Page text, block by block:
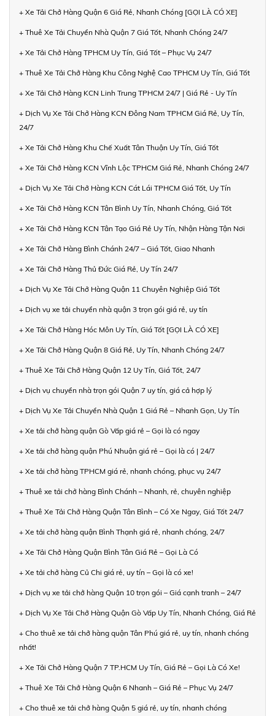
+ Xe Tải Chở Hàng Quận 6 Giá Rẻ, Nhanh Chóng [GỌI LÀ CÓ XE]
+ Thuê Xe Tải Chuyển Nhà Quận 7 Giá Tốt, Nhanh Chóng 24/7
+ Xe Tải Chở Hàng TPHCM Uy Tín, Giá Tốt – Phục Vụ 24/7
+ Thuê Xe Tải Chở Hàng Khu Công Nghệ Cao TPHCM Uy Tín, Giá Tốt
+ Xe Tải Chở Hàng KCN Linh Trung TPHCM 24/7 | Giá Rẻ - Uy Tín
+ Dịch Vụ Xe Tải Chở Hàng KCN Đông Nam TPHCM Giá Rẻ, Uy Tín,
24/7
+ Xe Tải Chở Hàng Khu Chế Xuất Tân Thuận Uy Tín, Giá Tốt
+ Xe Tải Chở Hàng KCN Vĩnh Lộc TPHCM Giá Rẻ, Nhanh Chóng 24/7
+ Dịch Vụ Xe Tải Chở Hàng KCN Cát Lái TPHCM Giá Tốt, Uy Tín
+ Xe Tải Chở Hàng KCN Tân Bình Uy Tín, Nhanh Chóng, Giá Tốt
+ Xe Tải Chở Hàng KCN Tân Tạo Giá Rẻ Uy Tín, Nhận Hàng Tận Nơi
+ Xe Tải Chở Hàng Bình Chánh 24/7 – Giá Tốt, Giao Nhanh
+ Xe Tải Chở Hàng Thủ Đức Giá Rẻ, Uy Tín 24/7
+ Dịch Vụ Xe Tải Chở Hàng Quận 11 Chuyên Nghiệp Giá Tốt
+ Dịch vụ xe tải chuyển nhà quận 3 trọn gói giá rẻ, uy tín
+ Xe Tải Chở Hàng Hóc Môn Uy Tín, Giá Tốt [GỌI LÀ CÓ XE]
+ Xe Tải Chở Hàng Quận 8 Giá Rẻ, Uy Tín, Nhanh Chóng 24/7
+ Thuê Xe Tải Chở Hàng Quận 12 Uy Tín, Giá Tốt, 24/7
+ Dịch vụ chuyển nhà trọn gói Quận 7 uy tín, giá cả hợp lý
+ Dịch Vụ Xe Tải Chuyển Nhà Quận 1 Giá Rẻ – Nhanh Gọn, Uy Tín
+ Xe tải chở hàng quận Gò Vấp giá rẻ – Gọi là có ngay
+ Xe tải chở hàng quận Phú Nhuận giá rẻ – Gọi là có | 24/7
+ Xe tải chở hàng TPHCM giá rẻ, nhanh chóng, phục vụ 24/7
+ Thuê xe tải chở hàng Bình Chánh – Nhanh, rẻ, chuyên nghiệp
+ Thuê Xe Tải Chở Hàng Quận Tân Bình – Có Xe Ngay, Giá Tốt 24/7
+ Xe tải chở hàng quận Bình Thạnh giá rẻ, nhanh chóng, 24/7
+ Xe Tải Chở Hàng Quận Bình Tân Giá Rẻ – Gọi Là Có
+ Xe tải chở hàng Củ Chi giá rẻ, uy tín – Gọi là có xe!
+ Dịch vụ xe tải chở hàng Quận 10 trọn gói – Giá cạnh tranh – 24/7
+ Dịch Vụ Xe Tải Chở Hàng Quận Gò Vấp Uy Tín, Nhanh Chóng, Giá Rẻ
+ Cho thuê xe tải chở hàng quận Tân Phú giá rẻ, uy tín, nhanh chóng
nhất!
+ Xe Tải Chở Hàng Quận 7 TP.HCM Uy Tín, Giá Rẻ – Gọi Là Có Xe!
+ Thuê Xe Tải Chở Hàng Quận 6 Nhanh – Giá Rẻ – Phục Vụ 24/7
+ Cho thuê xe tải chở hàng Quận 5 giá rẻ, uy tín, nhanh chóng